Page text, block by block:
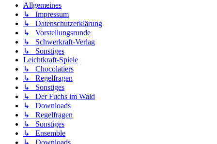
Allgemeines
↳ Impressum
↳ Datenschutzerklärung
↳ Vorstellungsrunde
↳ Schwerkraft-Verlag
↳ Sonstiges
Leichtkraft-Spiele
↳ Chocolatiers
↳ Regelfragen
↳ Sonstiges
↳ Der Fuchs im Wald
↳ Downloads
↳ Regelfragen
↳ Sonstiges
↳ Ensemble
↳ Downloads